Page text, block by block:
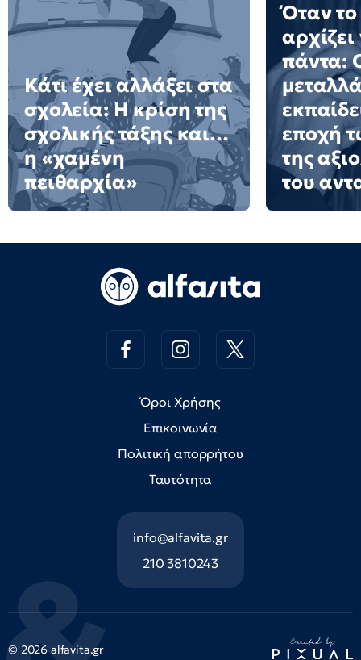
Κάτι έχει αλλάξει στα
σχολεία: H κρίση της
σχολικής τάξης και…
η «χαμένη
πειθαρχία»
Όταν το
πάντα:
εποχή
της
του
Όροι Χρήσης
Επικοινωνία
Πολιτική απορρήτου
Ταυτότητα
info@alfavita.gr
210 3810243
© 2026 alfavita.gr